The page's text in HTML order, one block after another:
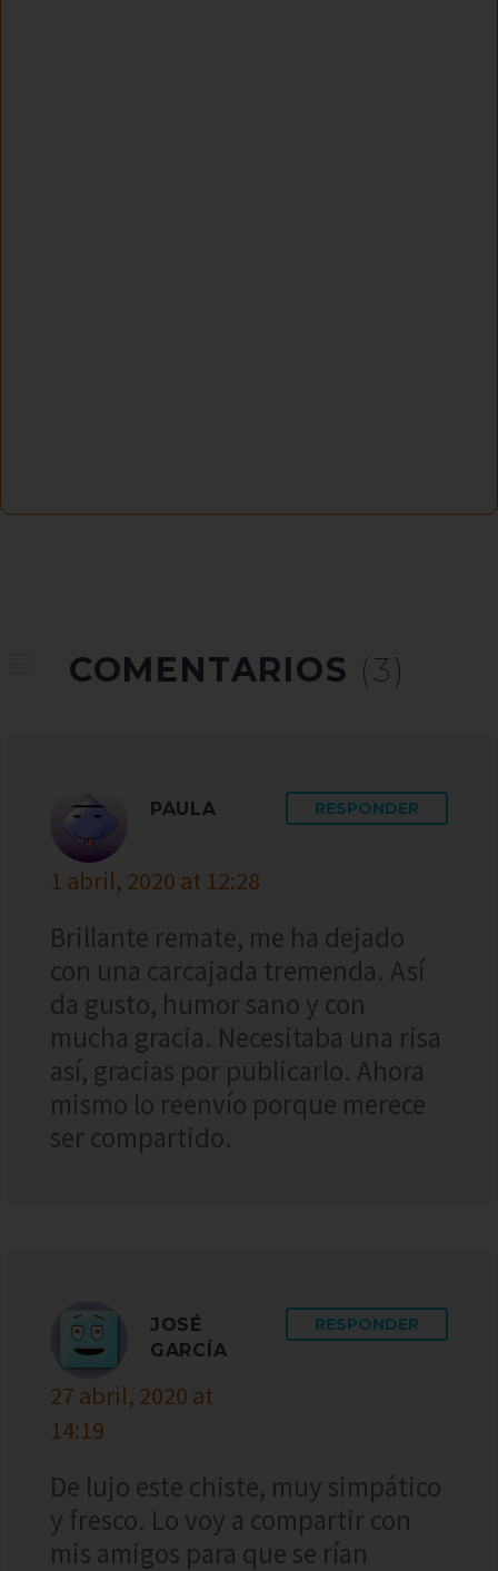
COMENTARIOS (3)
PAULA
1 abril, 2020 at 12:28
RESPONDER
Brillante remate, me ha dejado
con una carcajada tremenda. Así
da gusto, humor sano y con
mucha gracia. Necesitaba una risa
así, gracias por publicarlo. Ahora
mismo lo reenvío porque merece
ser compartido.
JOSÉ
GARCÍA
27 abril, 2020 at
14:19
RESPONDER
De lujo este chiste, muy simpático
y fresco. Lo voy a compartir con
mis amigos para que se rían